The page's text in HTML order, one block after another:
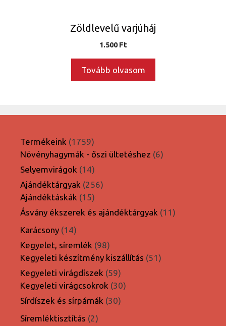
Zöldlevelű varjúháj
1.500Ft
Tovább olvasom
Termékeink 17591759
termék
Növényhagymák - őszi ültetéshez 66
Selyemvirágok 1414
termék
Ajándéktárgyak 256256
Ajándéktáskák 1515
termék
Ásvány ékszerek és ajándéktárgyak 1111
Karácsony 1414
termék
Kegyelet, síremlék 9898
termék
Kegyeleti készítmény kiszállítás 5151
Kegyeleti virágdíszek 5959
termék
Kegyeleti virágcsokrok 3030
Sírdíszek és sírpárnák 3030
Síremléktisztítás 22